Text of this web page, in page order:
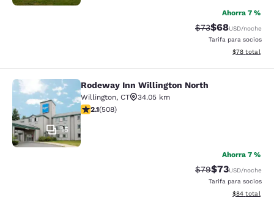
Ahorra 7 %
Precio tachado:
$73Precio con
$68USD/noche
Tarifa para socios
Ver detalles
$78 total
Rodeway Inn Willington North
15
Rodeway Inn Willington North
Willington, CT
34.05 km
calificación de 2.13 estrellas. Feria. 508 reseñas
2.1(508)
Ahorra 7 %
Precio tachado:
$79Precio con
$73USD/noche
Tarifa para socios
Ver detalles
$84 total